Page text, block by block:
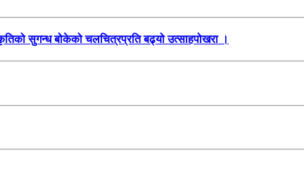
सुगन्ध बोकेको चलचित्रप्रति बढ्यो उत्साहपोखरा ।